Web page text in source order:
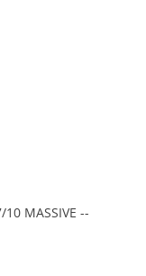
10 MASSIVE --